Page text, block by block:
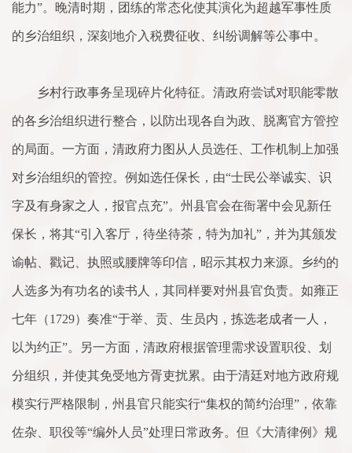
能力”。晚清时期，团练的常态化使其演化为超越军事性质
的乡治组织，深刻地介入税费征收、纠纷调解等公事中。
乡村行政事务呈现碎片化特征。清政府尝试对职能零散
的各乡治组织进行整合，以防出现各自为政、脱离官方管控
的局面。一方面，清政府力图从人员选任、工作机制上加强
对乡治组织的管控。例如选任保长，由“士民公举诚实、识
字及有身家之人，报官点充”。州县官会在衙署中会见新任
保长，将其“引入客厅，待坐待茶，特为加礼”，并为其颁发
谕帖、戳记、执照或腰牌等印信，昭示其权力来源。乡约的
人选多为有功名的读书人，其同样要对州县官负责。如雍正
七年（1729）奏准“于举、贡、生员内，拣选老成者一人，
以为约正”。另一方面，清政府根据管理需求设置职役、划
分组织，并使其免受地方胥吏扰累。由于清廷对地方政府规
模实行严格限制，州县官只能实行“集权的简约治理”，依靠
佐杂、职役等“编外人员”处理日常政务。但《大清律例》规